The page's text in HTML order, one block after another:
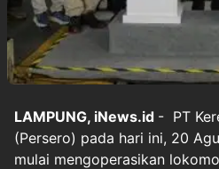
LAMPUNG, iNews.id - PT
(Persero) pada hari ini, 20
mulai mengoperasikan